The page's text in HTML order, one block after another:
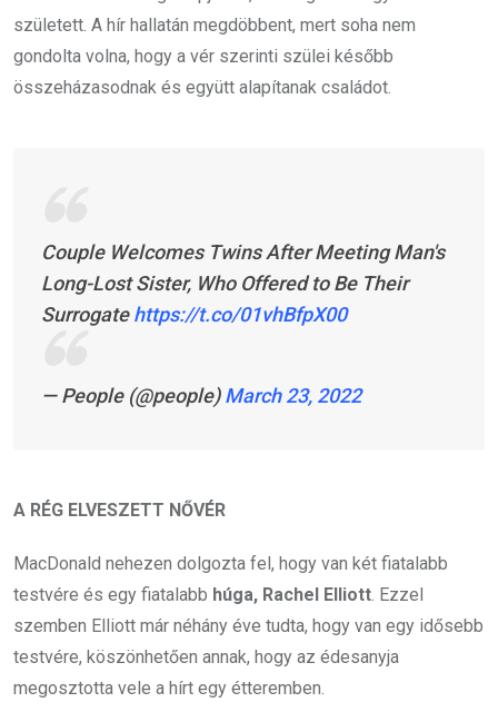
született. A hír hallatán megdöbbent, mert soha nem
gondolta volna, hogy a vér szerinti szülei később
összeházasodnak és együtt alapítanak családot.
Couple Welcomes Twins After Meeting Man's
Long-Lost Sister, Who Offered to Be Their
Surrogatehttps://t.co/01vhBfpX00
— People (@people)March 23, 2022
A RÉG ELVESZETT NŐVÉR
MacDonald nehezen dolgozta fel, hogy van két fiatalabb
testvére és egy fiatalabb húga, Rachel Elliott . Ezzel
szemben Elliott már néhány éve tudta, hogy van egy idősebb
testvére, köszönhetően annak, hogy az édesanyja
megosztotta vele a hírt egy étteremben.